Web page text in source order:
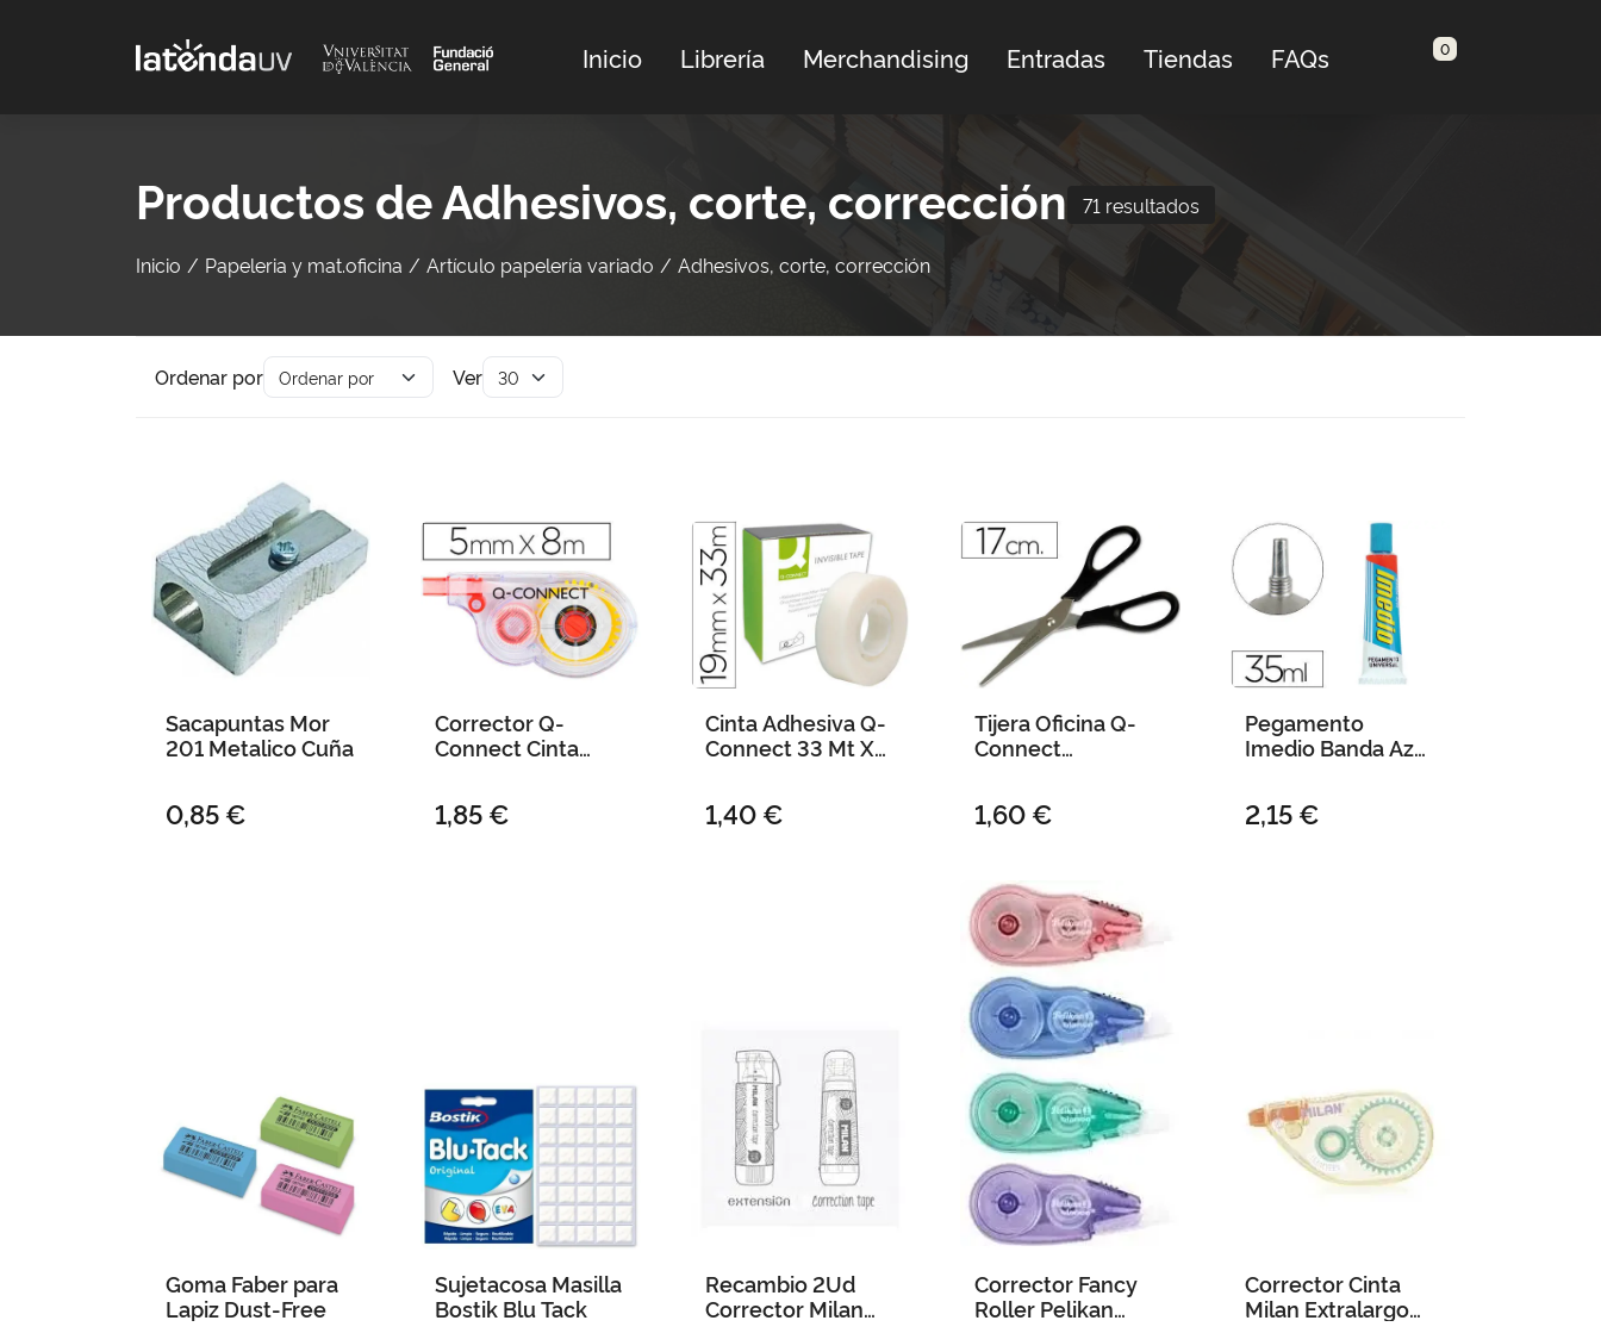
Inicio Librería Merchandising Entradas Tiendas FAQs 0
Productos de Adhesivos, corte, corrección 71 resultados
Inicio Papeleria y mat.oficina Artículo papelería variado Adhesivos, corte, corrección
Ordenar por Ver
Sacapuntas Mor
201 Metalico Cuña
0,85 €
Corrector Q-
Connect Cinta
1,85 €
Cinta Adhesiva Q-
Connect 33 Mt X
1,40 €
Tijera Oficina Q-
Connect
1,60 €
Pegamento
Imedio Banda Azul
2,15 €
Goma Faber para
Lapiz Dust-Free
Sujetacosa Masilla
Bostik Blu Tack
Recambio 2Ud
Corrector Milan
Corrector Fancy
Roller Pelikan
Corrector Cinta
Milan Extralargo